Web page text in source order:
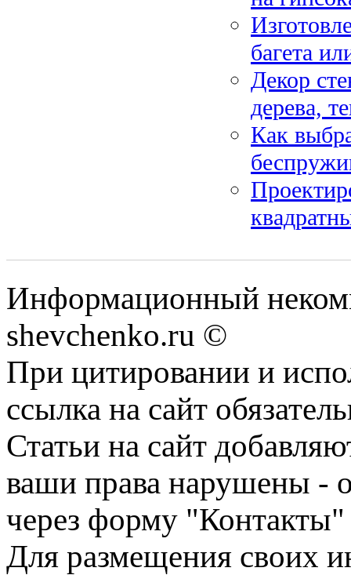
багета
Декор
дерева,
Как
Информационный
shevchenko.ru ©
При цитировании и
ссылка на сайт
Статьи на сайт
ваши права нарушены -
через форму "Контакты"
Для размещения своих